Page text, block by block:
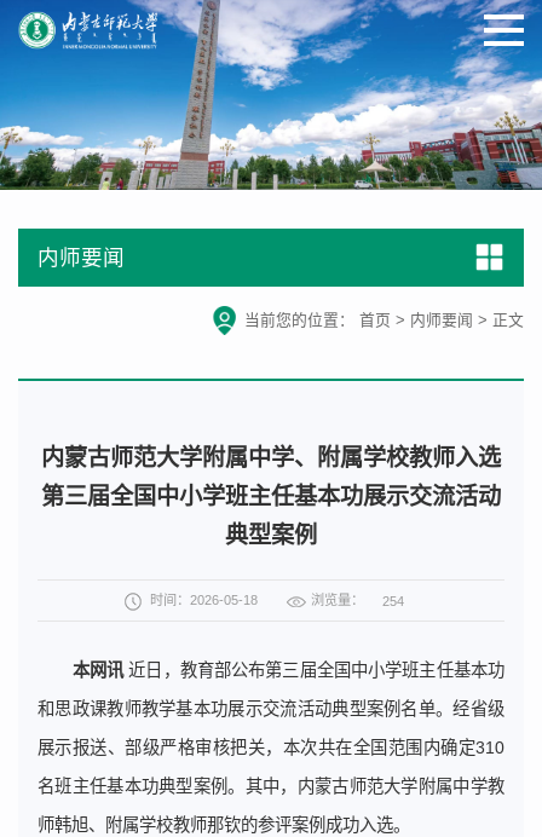
内师要闻
当前您的位置： 首页 > 内师要闻 > 正文
内蒙古师范大学附属中学、附属学校教师入选
第三届全国中小学班主任基本功展示交流活动
典型案例
时间：2026-05-18 浏览量： 254
本网讯近日，教育部公布第三届全国中小学班主任基本功
和思政课教师教学基本功展示交流活动典型案例名单。经省级
展示报送、部级严格审核把关，本次共在全国范围内确定310
名班主任基本功典型案例。其中，内蒙古师范大学附属中学教
师韩旭、附属学校教师那钦的参评案例成功入选。